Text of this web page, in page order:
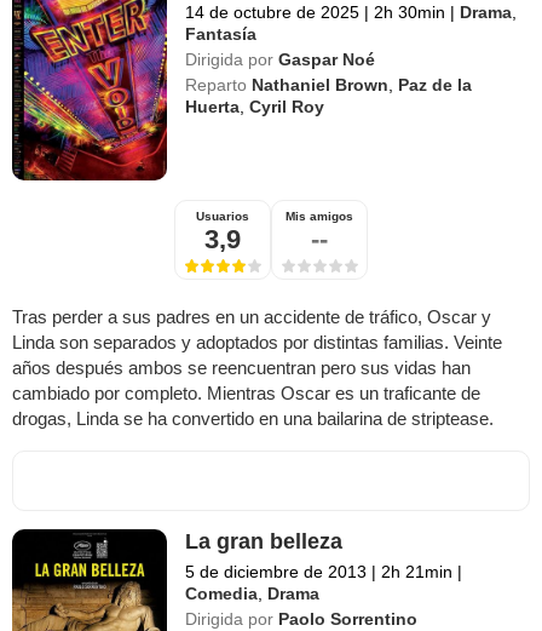
14 de octubre de 2025 | 2h 30min | Drama,
Fantasía
Dirigida por Gaspar Noé
Reparto Nathaniel Brown, Paz de la
Huerta,Cyril Roy
Usuarios
3,9
Mis amigos
--
Tras perder a sus padres en un accidente de tráfico, Oscar y
Linda son separados y adoptados por distintas familias. Veinte
años después ambos se reencuentran pero sus vidas han
cambiado por completo. Mientras Oscar es un traficante de
drogas, Linda se ha convertido en una bailarina de striptease.
La gran belleza
5 de diciembre de 2013 | 2h 21min |
Comedia, Drama
Dirigida por Paolo Sorrentino